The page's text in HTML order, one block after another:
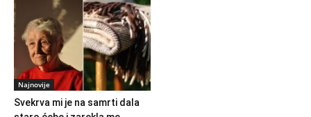
Najnovije
Svekrva mi je na samrti dala